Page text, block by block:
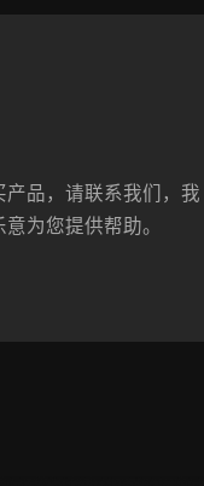
产品，请联系我们，我
为您提供帮助。